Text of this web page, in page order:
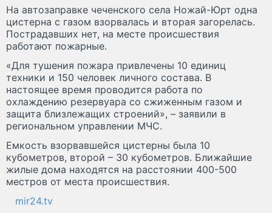
На автозаправке чеченского села Ножай-Юрт одна
цистерна с газом взорвалась и вторая загорелась.
Пострадавших нет, на месте происшествия
работают пожарные.
«Для тушения пожара привлечены 10 единиц
техники и 150 человек личного состава. В
настоящее время проводится работа по
охлаждению резервуара со сжиженным газом и
защита близлежащих строений», – заявили в
региональном управлении МЧС.
Емкость взорвавшейся цистерны была 10
кубометров, второй – 30 кубометров. Ближайшие
жилые дома находятся на расстоянии 400-500
местров от места происшествия.
mir24.tv